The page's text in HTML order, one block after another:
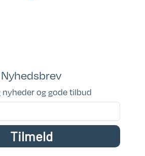
Nyhedsbrev
nyheder og gode tilbud
Tilmeld